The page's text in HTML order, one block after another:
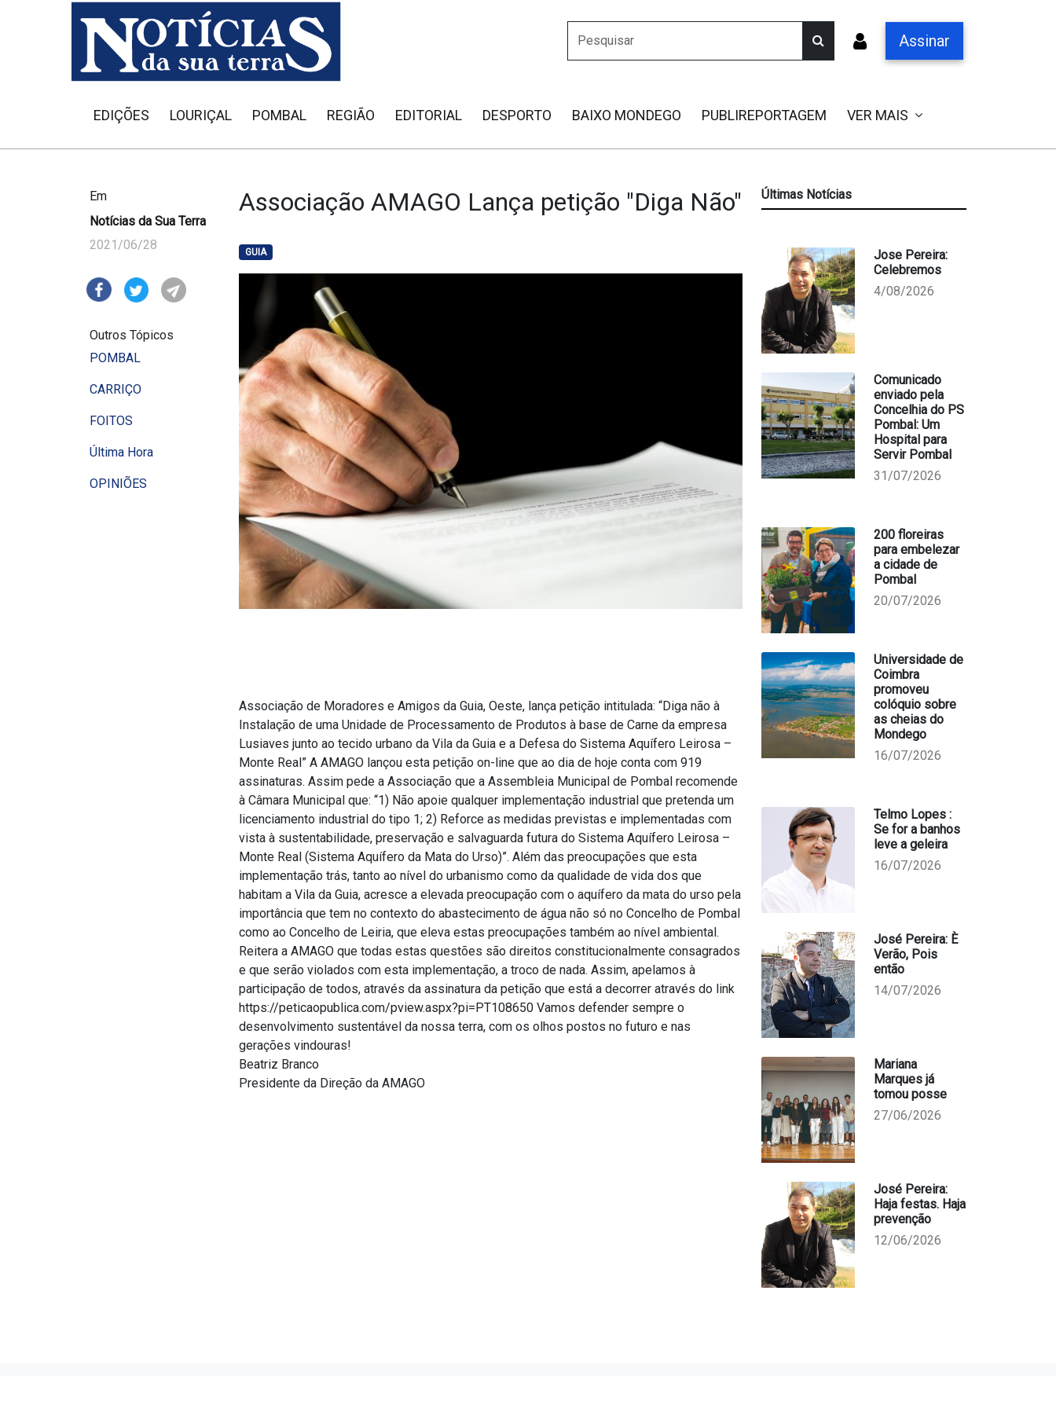
Assinar
EDIÇÕES LOURIÇAL POMBAL REGIÃO EDITORIAL DESPORTO BAIXO MONDEGO PUBLIREPORTAGEM VER MAIS
Em
Notícias da Sua Terra
2021/06/28
Outros Tópicos
POMBAL
CARRIÇO
FOITOS
Última Hora
OPINIÕES
Associação AMAGO Lança petição "Diga Não"
GUIA
Associação de Moradores e Amigos da Guia, Oeste, lança petição intitulada: “Diga não à
Instalação de uma Unidade de Processamento de Produtos à base de Carne da empresa
Lusiaves junto ao tecido urbano da Vila da Guia e a Defesa do Sistema Aquífero Leirosa –
Monte Real” A AMAGO lançou esta petição on-line que ao dia de hoje conta com 919
assinaturas. Assim pede a Associação que a Assembleia Municipal de Pombal recomende
à Câmara Municipal que: “1) Não apoie qualquer implementação industrial que pretenda um
licenciamento industrial do tipo 1; 2) Reforce as medidas previstas e implementadas com
vista à sustentabilidade, preservação e salvaguarda futura do Sistema Aquífero Leirosa –
Monte Real (Sistema Aquífero da Mata do Urso)”. Além das preocupações que esta
implementação trás, tanto ao nível do urbanismo como da qualidade de vida dos que
habitam a Vila da Guia, acresce a elevada preocupação com o aquífero da mata do urso pela
importância que tem no contexto do abastecimento de água não só no Concelho de Pombal
como ao Concelho de Leiria, que eleva estas preocupações também ao nível ambiental.
Reitera a AMAGO que todas estas questões são direitos constitucionalmente consagrados
e que serão violados com esta implementação, a troco de nada. Assim, apelamos à
participação de todos, através da assinatura da petição que está a decorrer através do link
https://peticaopublica.com/pview.aspx?pi=PT108650 Vamos defender sempre o
desenvolvimento sustentável da nossa terra, com os olhos postos no futuro e nas
gerações vindouras!
Beatriz Branco
Presidente da Direção da AMAGO
Últimas Notícias
Jose Pereira:
Celebremos
4/08/2026
Comunicado
enviado pela
Concelhia do PS
Pombal: Um
Hospital para
Servir Pombal
31/07/2026
200 floreiras
para embelezar
a cidade de
Pombal
20/07/2026
Universidade de
Coimbra
promoveu
colóquio sobre
as cheias do
Mondego
16/07/2026
Telmo Lopes :
Se for a banhos
leve a geleira
16/07/2026
José Pereira: È
Verão, Pois
então
14/07/2026
Mariana
Marques já
tomou posse
27/06/2026
José Pereira:
Haja festas. Haja
prevenção
12/06/2026